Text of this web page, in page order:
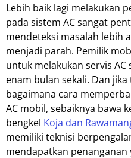
Lebih baik lagi melakukan
pada sistem AC sangat
mendeteksi masalah lebih
menjadi parah. Pemilik
untuk melakukan servis AC
enam bulan sekali. Dan jika
bagaimana cara
AC mobil, sebaiknya bawa
bengkel Koja dan
memiliki teknisi
mendapatkan penanganan